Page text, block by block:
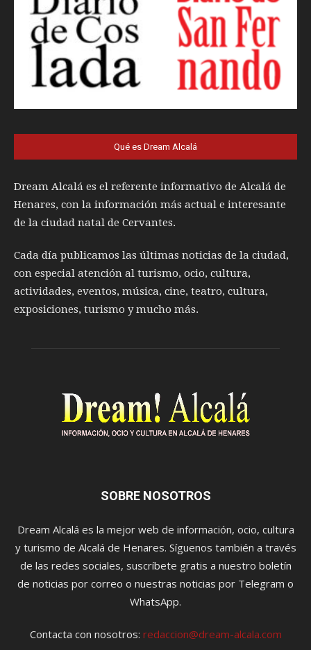
Qué es Dream Alcalá
Dream Alcalá es el referente informativo de Alcalá de
Henares, con la información más actual e interesante
de la ciudad natal de Cervantes.
Cada día publicamos las últimas noticias de la ciudad,
con especial atención al turismo, ocio, cultura,
actividades, eventos, música, cine, teatro, cultura,
exposiciones, turismo y mucho más.
SOBRE NOSOTROS
Dream Alcalá es la mejor web de información, ocio, cultura
y turismo de Alcalá de Henares. Síguenos también a través
de las redes sociales, suscríbete gratis a nuestro boletín
de noticias por correo o nuestras noticias por Telegram o
WhatsApp.
Contacta con nosotros: redaccion@dream-alcala.com